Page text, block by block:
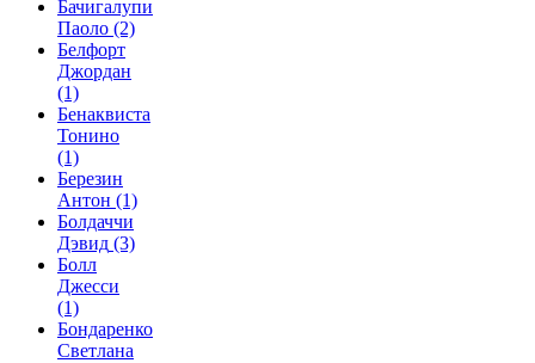
Бачигалупи
Паоло (2)
Белфорт
Джордан
(1)
Бенаквиста
Тонино
(1)
Березин
Антон (1)
Болдаччи
Дэвид (3)
Болл
Джесси
(1)
Бондаренко
Светлана